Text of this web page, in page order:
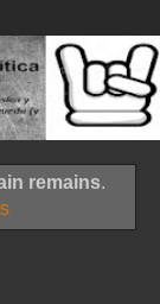
remains.